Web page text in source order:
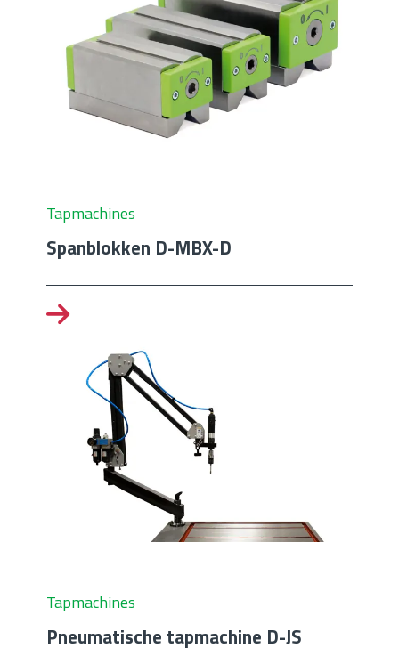
Tapmachines
Spanblokken D-MBX-D
Tapmachines
Pneumatische tapmachine D-JS